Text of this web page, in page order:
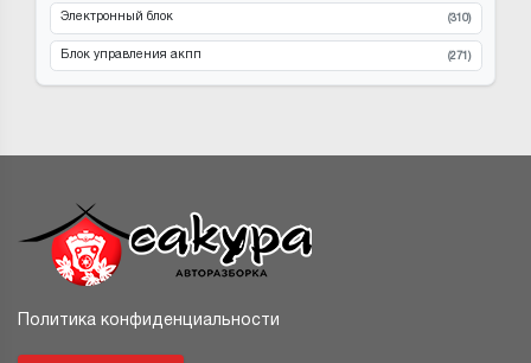
Электронный блок (310)
Блок управления акпп (271)
Политика конфиденциальности